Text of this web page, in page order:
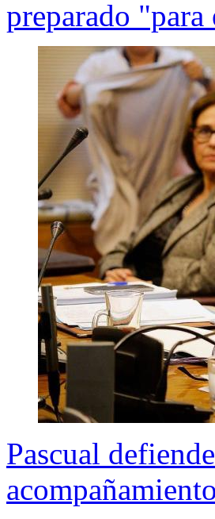
preparado
Pascual